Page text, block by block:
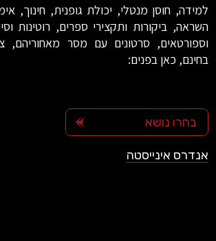
מדיניות
הפרטיות
למידה, חוסן מנטלי, יכולת גופנית, חינוך,
השראה, ביקורות ותקצירי ספרים, רוטינות
וספורטאים, סרטונים עם מסר מאחוריהם,
בחינם, כאן בפנים:
אנדרס אינייסטה
andres-iniesta